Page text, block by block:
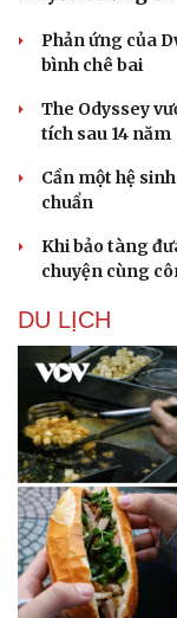
Sức khỏe
Cây thuốc
Sản phụ khoa
Nhi khoa
Nam khoa
Làm đẹp - giảm cân
Phòng mạch online
Ăn sạch sống khỏe
Phản ứng của
bình chê bai
The Odyssey
tích sau 14 năm
Cần một hệ
chuẩn
Khi bảo tàng
chuyện cùng
DU LỊCH